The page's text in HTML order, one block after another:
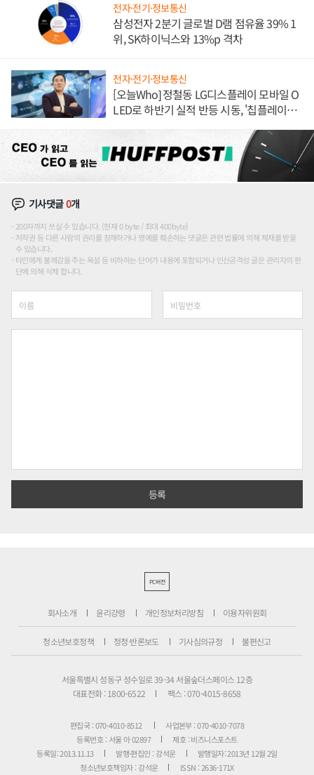
전자·전기·정보통신
삼성전자 2분기 글로벌 D램 점유율 39% 1
위, SK하이닉스와 13%p 격차
전자·전기·정보통신
[오늘Who] 정철동 LG디스플레이 모바일 O
LED로 하반기 실적 반등 시동, '칩플레이
기사댓글0개
200자까지 쓰실 수 있습니다. (현재 0 byte / 최대 400byte)
저작권 등 다른 사람의 권리를 침해하거나 명예를 훼손하는 댓글은 관련 법률에 의해 제재를 받을
수 있습니다.
타인에게 불쾌감을 주는 욕설 등 비하하는 단어가 내용에 포함되거나 인신공격성 글은 관리자의 판
단에 의해 삭제 합니다.
PC버전
회사소개 윤리강령 개인정보처리방침 이용자위원회
청소년보호정책 정정·반론보도 기사심의규정 불편신고
서울특별시 성동구 성수일로 39-34 서울숲더스페이스 12층
대표전화 : 1800-6522
팩스 : 070-4015-8658
편집국 : 070-4010-8512
사업본부 : 070-4010-7078
등록번호 : 서울 아 02897
제호 : 비즈니스포스트
등록일: 2013.11.13
발행·편집인 : 강석운
발행일자: 2013년 12월 2일
청소년보호책임자 : 강석운
ISSN : 2636-171X